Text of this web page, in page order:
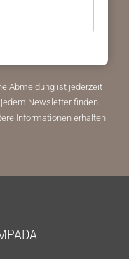
Abmeldung ist jederzeit
Newsletter finden
Informationen erhalten